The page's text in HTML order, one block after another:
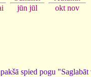
jūn jūl
okt nov
spied pogu